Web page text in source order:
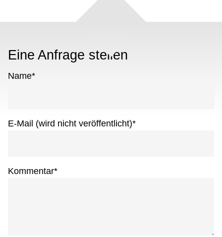
Eine Anfrage stellen
Name*
E-Mail (wird nicht veröffentlicht)*
Kommentar*